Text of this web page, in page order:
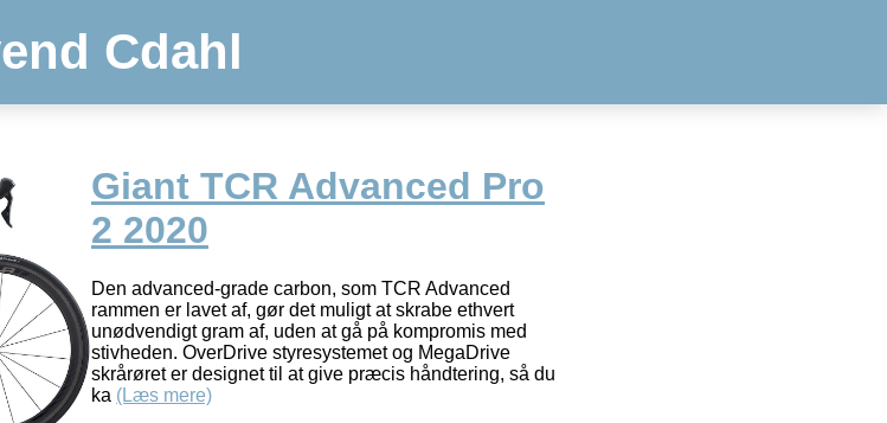
Cdahl
Giant TCR Advanced Pro
2 2020
Den advanced-grade carbon, som TCR Advanced
rammen er lavet af, gør det muligt at skrabe ethvert
unødvendigt gram af, uden at gå på kompromis med
stivheden. OverDrive styresystemet og MegaDrive
skrårøret er designet til at give præcis håndtering, så du
ka (Læs mere)